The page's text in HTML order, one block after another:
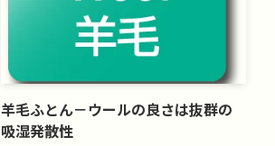
羊毛ふとん－ウールの良さは抜群の
吸湿発散性